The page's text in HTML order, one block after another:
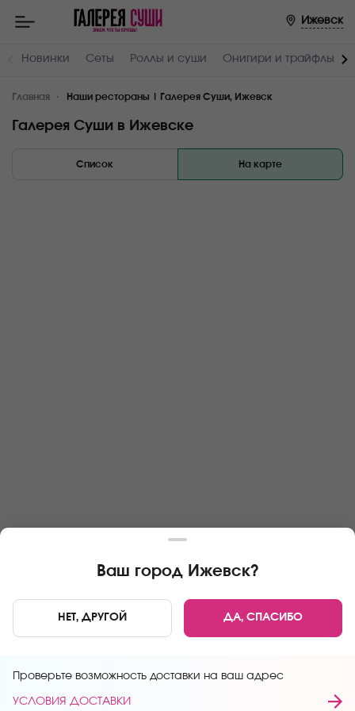
Ижевск
Новинки Сеты Роллы и суши Онигири и трайфлы
Главная Наши рестораны | Галерея Суши, Ижевск
Галерея Суши в Ижевске
Список На карте
03 Ижевск
Ваш город Ижевск?
НЕТ, ДРУГОЙ ДА, СПАСИБО
Проверьте возможность доставки на ваш адрес
УСЛОВИЯ ДОСТАВКИ